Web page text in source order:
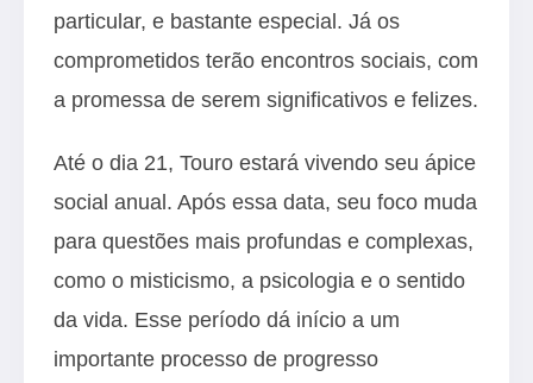
particular, e bastante especial. Já os
comprometidos terão encontros sociais, com
a promessa de serem significativos e felizes.
Até o dia 21, Touro estará vivendo seu ápice
social anual. Após essa data, seu foco muda
para questões mais profundas e complexas,
como o misticismo, a psicologia e o sentido
da vida. Esse período dá início a um
importante processo de progresso